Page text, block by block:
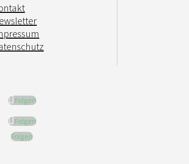
Folgen
Folgen
Folgen